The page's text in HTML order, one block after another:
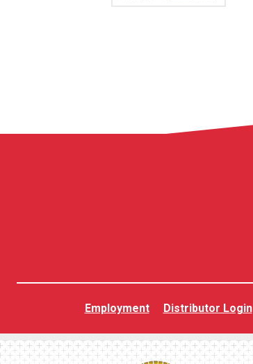
Employment Distributor Login